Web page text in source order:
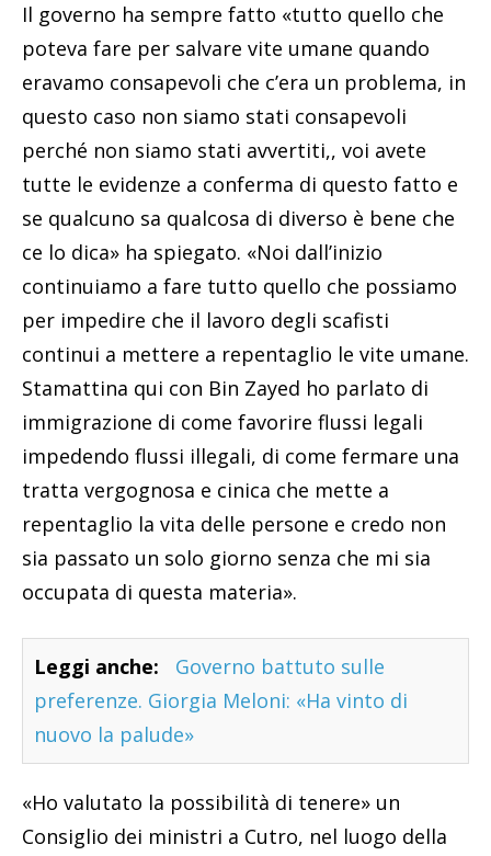
Il governo ha sempre fatto «tutto quello che
poteva fare per salvare vite umane quando
eravamo consapevoli che c’era un problema, in
questo caso non siamo stati consapevoli
perché non siamo stati avvertiti,, voi avete
tutte le evidenze a conferma di questo fatto e
se qualcuno sa qualcosa di diverso è bene che
ce lo dica» ha spiegato. «Noi dall’inizio
continuiamo a fare tutto quello che possiamo
per impedire che il lavoro degli scafisti
continui a mettere a repentaglio le vite umane.
Stamattina qui con Bin Zayed ho parlato di
immigrazione di come favorire flussi legali
impedendo flussi illegali, di come fermare una
tratta vergognosa e cinica che mette a
repentaglio la vita delle persone e credo non
sia passato un solo giorno senza che mi sia
occupata di questa materia».
Leggi anche:
Governo battuto sulle
preferenze. Giorgia Meloni: «Ha vinto di
nuovo la palude»
«Ho valutato la possibilità di tenere» un
Consiglio dei ministri a Cutro, nel luogo della